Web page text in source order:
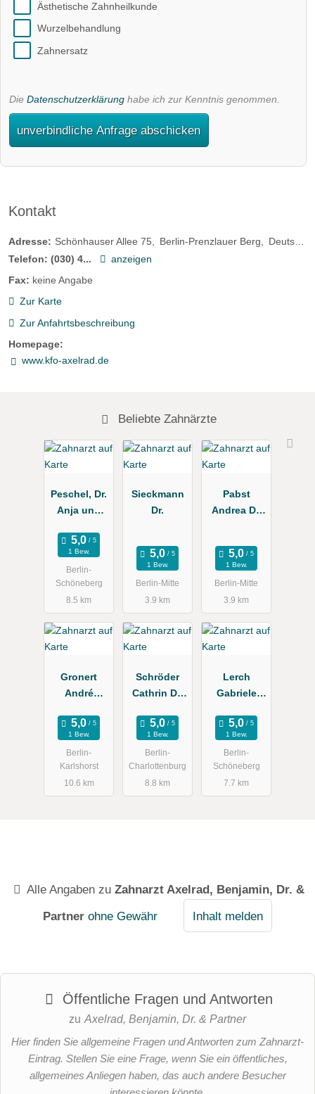
Ästhetische Zahnheilkunde
Wurzelbehandlung
Zahnersatz
Die Datenschutzerklärung habe ich zur Kenntnis genommen.
unverbindliche Anfrage abschicken
Kontakt
Adresse: Schönhauser Allee 75 Berlin-Prenzlauer Berg
Deutschland
Telefon: (030) 4...
anzeigen
Fax: keine Angabe
Zur Karte
Zur Anfahrtsbeschreibung
Homepage:
www.kfo-axelrad.de
Beliebte Zahnärzte
Peschel, Dr.
Anja und
1 Bew.
Berlin-
Schöneberg
8.5 km
Sieckmann
Dr.
1 Bew.
Berlin-Mitte
3.9 km
Pabst
Andrea Dr.
1 Bew.
Berlin-Mitte
3.9 km
Gronert
André
xis
1 Bew.
Berlin-
Karlshorst
10.6 km
Schröder
Cathrin Dr.
xis
1 Bew.
Berlin-
Charlottenburg
8.8 km
Lerch
Gabriele
1 Bew.
Berlin-
Schöneberg
7.7 km
Alle Angaben zu Zahnarzt Axelrad, Benjamin, Dr. &
Partner ohne Gewähr Inhalt melden
Öffentliche Fragen und Antworten
zu Axelrad, Benjamin, Dr. & Partner
Hier finden Sie allgemeine Fragen und Antworten zum Zahnarzt-
Eintrag. Stellen Sie eine Frage, wenn Sie ein öffentliches,
allgemeines Anliegen haben, das auch andere Besucher